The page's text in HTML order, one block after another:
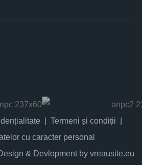
Termeni și condiții
cu caracter personal
& Devlopment by vreausite.eu